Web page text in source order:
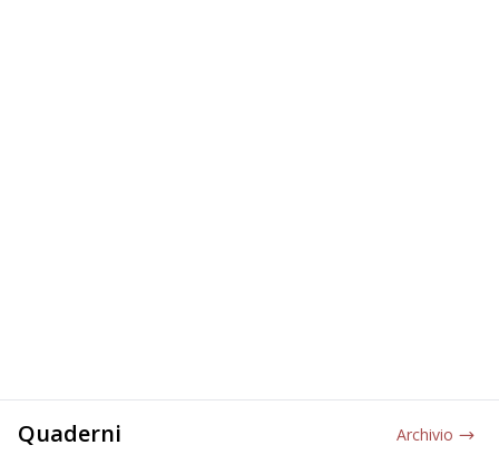
Quaderni Archivio